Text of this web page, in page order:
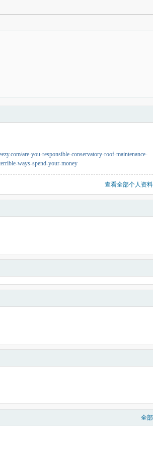
are-you-responsible-conservatory-roof-maintenance-
ways-spend-your-money
查看全部个人资料
全部